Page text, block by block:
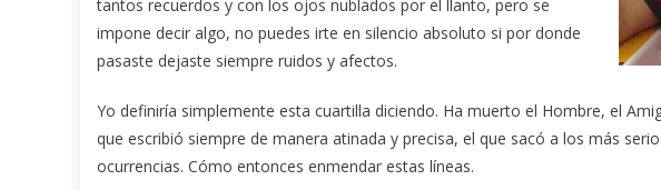
tantos recuerdos y con los ojos nublados por el llanto, pero se
impone decir algo, no puedes irte en silencio absoluto si por donde
pasaste dejaste siempre ruidos y afectos.
Yo definiría simplemente esta cuartilla diciendo. Ha muerto el Hombre, el
que escribió siempre de manera atinada y precisa, el que sacó a los más
ocurrencias. Cómo entonces enmendar estas líneas.